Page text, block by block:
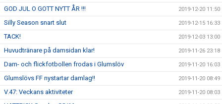
GOD JUL O GOTT NYTT ÅR !!! 2019-12-20 11:50
Silly Season snart slut 2019-12-15 16:33
TACK! 2019-12-03 13:00
Huvudtränare på damsidan klar! 2019-11-26 23:18
Dam- och flickfotbollen frodas i Glumslöv 2019-11-20 16:03
Glumslövs FF nystartar damlag!! 2019-11-20 08:49
V.47: Veckans aktiviteter 2019-11-20 08:03